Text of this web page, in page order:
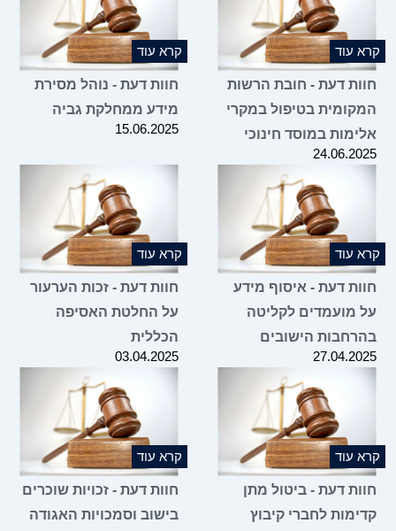
קרא עוד
חוות דעת - חובת הרשות
המקומית בטיפול במקרי
אלימות במוסד חינוכי
24.06.2025
קרא עוד
חוות דעת - נוהל מסירת
מידע ממחלקת גביה
15.06.2025
קרא עוד
חוות דעת - איסוף מידע
על מועמדים לקליטה
בהרחבות הישובים
27.04.2025
קרא עוד
חוות דעת - זכות הערעור
על החלטת האסיפה
הכללית
03.04.2025
קרא עוד
חוות דעת - ביטול מתן
קדימות לחברי קיבוץ
קרא עוד
חוות דעת - זכויות שוכרים
בישוב וסמכויות האגודה